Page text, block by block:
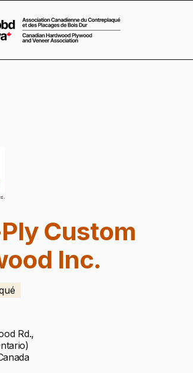
Custom
Inc.
Rd.,
)